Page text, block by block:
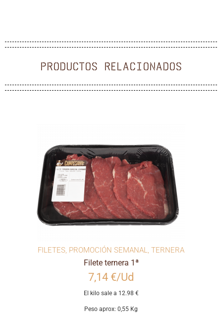
PRODUCTOS RELACIONADOS
FILETES, PROMOCIÓN SEMANAL, TERNERA
Filete ternera 1ª
7,14 €/Ud
El kilo sale a 12.98 €
Peso aprox: 0,55 Kg